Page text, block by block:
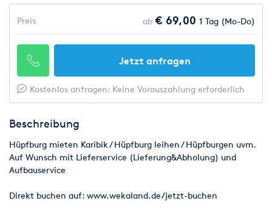
Preis ab € 69,00 1 Tag (Mo-Do)
Jetzt anfragen
Kostenlos anfragen: Keine Vorauszahlung erforderlich
Beschreibung
Hüpfburg mieten Karibik / Hüpfburg leihen / Hüpfburgen uvm.
Auf Wunsch mit Lieferservice (Lieferung&Abholung) und
Aufbauservice
Direkt buchen auf: www.wekaland.de/jetzt-buchen